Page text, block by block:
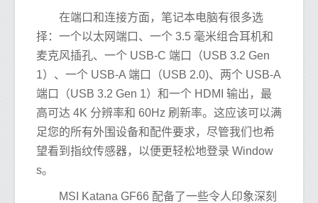
在端口和连接方面，笔记本电脑有很多选
择：一个以太网端口、一个 3.5 毫米组合耳机和
麦克风插孔、一个 USB-C 端口（USB 3.2 Gen
1）、一个 USB-A 端口（USB 2.0)、两个 USB-A
端口（USB 3.2 Gen 1）和一个 HDMI 输出，最
高可达 4K 分辨率和 60Hz 刷新率。这应该可以满
足您的所有外围设备和配件要求，尽管我们也希
望看到指纹传感器，以便更轻松地登录 Window
s。
MSI Katana GF66 配备了一些令人印象深刻